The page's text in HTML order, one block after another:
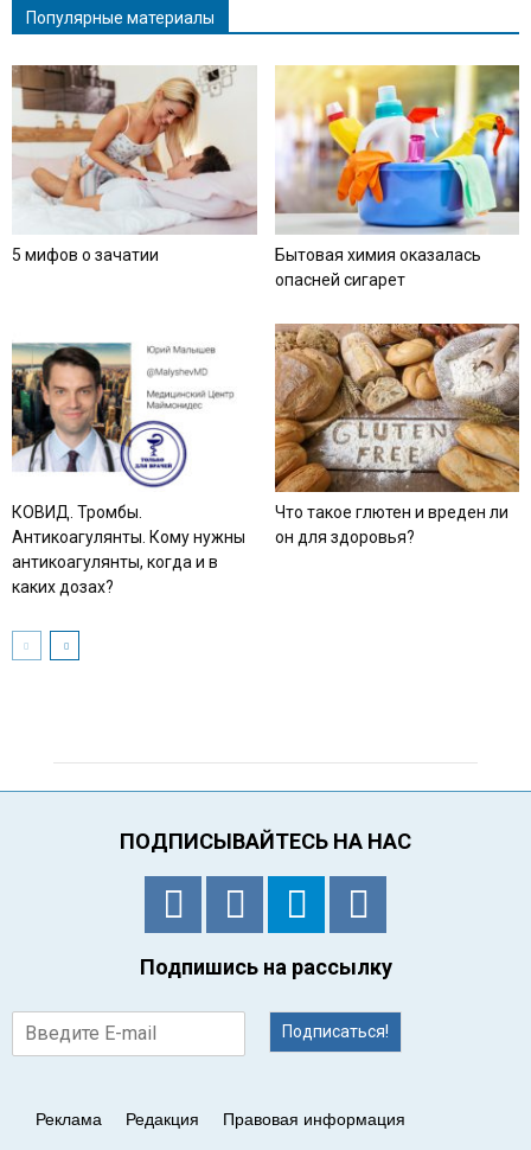
Популярные материалы
5 мифов о зачатии
Бытовая химия оказалась
опасней сигарет
КОВИД. Тромбы.
Антикоагулянты. Кому нужны
антикоагулянты, когда и в
каких дозах?
Что такое глютен и вреден ли
он для здоровья?
ПОДПИСЫВАЙТЕСЬ НА НАС
Подпишись на рассылку
Подписаться!
Реклама Редакция Правовая информация